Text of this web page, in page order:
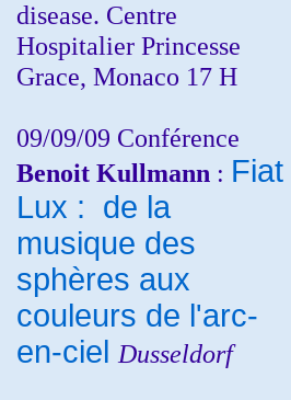
disease. Centre
Hospitalier Princesse
Grace, Monaco 17 H
09/09/09 Conférence
Benoit Kullmann : Fiat
Lux : de la
musique des
sphères aux
couleurs de l'arc-
en-ciel Dusseldorf